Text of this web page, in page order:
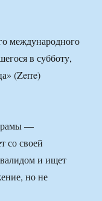
международного
в субботу,
(Zerre)
—
со своей
и ищет
но не